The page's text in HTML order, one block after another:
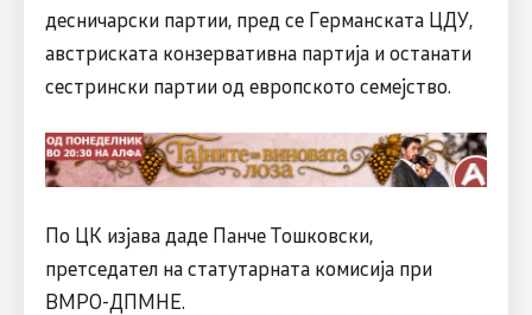
десничарски партии, пред се Германската ЦДУ,
австриската конзервативна партија и останати
сестрински партии од европското семејство.
По ЦК изјава даде Панче Тошковски,
претседател на статутарната комисија при
ВМРО-ДПМНЕ.